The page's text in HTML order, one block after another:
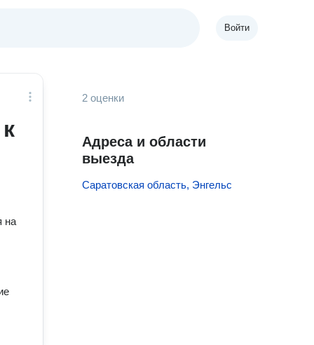
Войти
на
2 оценки
Адреса и области
выезда
Саратовская область, Энгельс